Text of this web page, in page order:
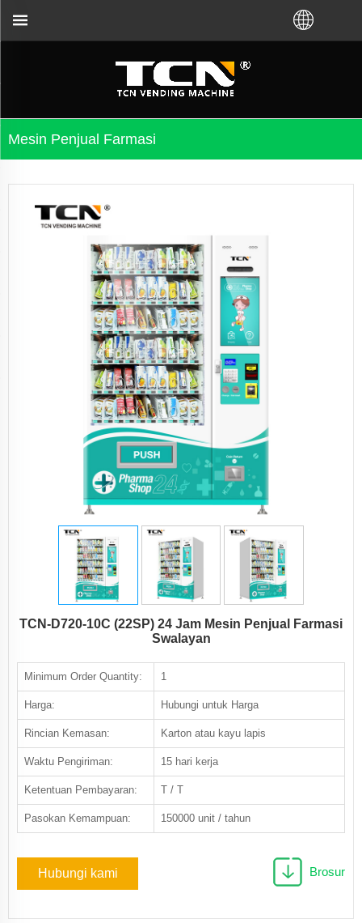
Mesin Penjual Farmasi
TCN-D720-10C (22SP) 24 Jam Mesin Penjual Farmasi
Swalayan
Minimum Order Quantity: 1
Harga: Hubungi untuk Harga
Rincian Kemasan: Karton atau kayu lapis
Waktu Pengiriman: 15 hari kerja
Ketentuan Pembayaran: T / T
Pasokan Kemampuan: 150000 unit / tahun
Hubungi kami Brosur
otomatis tidak peduli Anda membeli VM dari